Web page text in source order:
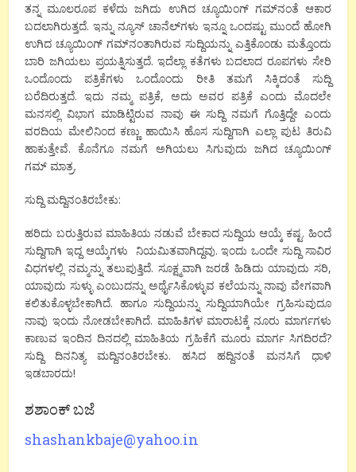
ತನ್ನ ಮೂಲರೂಪ ಕಳೆದು ಜಗಿದು ಉಗಿದ ಚ್ಯೂಯಿಂಗ್ ಗಮ್‍ನಂತೆ ಆಕಾರ
ಬದಲಾಗಿರುತ್ತದೆ. ಇನ್ನು ನ್ಯೂಸ್ ಚಾನೆಲ್‍ಗಳು ಇನ್ನೂ ಒಂದಷ್ಟು ಮುಂದೆ ಹೋಗಿ
ಉಗಿದ ಚ್ಯೂಯಿಂಗ್ ಗಮ್‍ನಂತಾಗಿರುವ ಸುದ್ದಿಯನ್ನು ಎತ್ತಿಕೊಂಡು ಮತ್ತೊಂದು
ಬಾರಿ ಜಗಿಯಲು ಪ್ರಯತ್ನಿಸುತ್ತದೆ. ಇದೆಲ್ಲಾ ಕತೆಗಳು ಬದಲಾದ ರೂಪಗಳು ಸೇರಿ
ಒಂದೊಂದು ಪತ್ರಿಕೆಗಳು ಒಂದೊಂದು ರೀತಿ ತಮಗೆ ಸಿಕ್ಕಿದಂತೆ ಸುದ್ದಿ
ಬರೆದಿರುತ್ತದೆ. ಇದು ನಮ್ಮ ಪತ್ರಿಕೆ, ಅದು ಅವರ ಪತ್ರಿಕೆ ಎಂದು ಮೊದಲೇ
ಮನಸಲ್ಲಿ ವಿಭಾಗ ಮಾಡಿಟ್ಟಿರುವ ನಾವು ಈ ಸುದ್ದಿ ನಮಗೆ ಗೊತ್ತಿದ್ದೇ ಎಂದು
ವರದಿಯ ಮೇಲಿನಿಂದ ಕಣ್ಣು ಹಾಯಿಸಿ ಹೊಸ ಸುದ್ದಿಗಾಗಿ ಎಲ್ಲಾ ಪುಟ ತಿರುವಿ
ಹಾಕುತ್ತೇವೆ. ಕೊನೆಗೂ ನಮಗೆ ಅಗಿಯಲು ಸಿಗುವುದು ಜಗಿದ ಚ್ಯೂಯಿಂಗ್
ಗಮ್ ಮಾತ್ರ.
ಸುದ್ದಿ ಮದ್ದಿನಂತಿರಬೇಕು:
ಹರಿದು ಬರುತ್ತಿರುವ ಮಾಹಿತಿಯ ನಡುವೆ ಬೇಕಾದ ಸುದ್ದಿಯ ಆಯ್ಕೆ ಕಷ್ಟ. ಹಿಂದೆ
ಸುದ್ದಿಗಾಗಿ ಇದ್ದ ಆಯ್ಕೆಗಳು ನಿಯಮಿತವಾಗಿದ್ದವು. ಇಂದು ಒಂದೇ ಸುದ್ದಿ ಸಾವಿರ
ವಿಧಗಳಲ್ಲಿ ನಮ್ಮನ್ನು ತಲುಪುತ್ತಿದೆ. ಸೂಕ್ಷ್ಮವಾಗಿ ಜರಡೆ ಹಿಡಿದು ಯಾವುದು ಸರಿ,
ಯಾವುದು ಸುಳ್ಳು ಎಂಬುದನ್ನು ಅರ್ಥೈಸಿಕೊಳ್ಳುವ ಕಲೆಯನ್ನು ನಾವು ವೇಗವಾಗಿ
ಕಲಿತುಕೊಳ್ಳಬೇಕಾಗಿದೆ. ಹಾಗೂ ಸುದ್ದಿಯನ್ನು ಸುದ್ದಿಯಾಗಿಯೇ ಗ್ರಹಿಸುವುದೂ
ನಾವು ಇಂದು ನೋಡಬೇಕಾಗಿದೆ. ಮಾಹಿತಿಗಳ ಮಾರಾಟಕ್ಕೆ ನೂರು ಮಾರ್ಗಗಳು
ಕಾಣುವ ಇಂದಿನ ದಿನದಲ್ಲಿ ಮಾಹಿತಿಯ ಗ್ರಹಿಕೆಗೆ ಮೂರು ಮಾರ್ಗ ಸಿಗದಿರದೆ?
ಸುದ್ದಿ ದಿನನಿತ್ಯ ಮದ್ದಿನಂತಿರಬೇಕು. ಹಸಿದ ಹದ್ದಿನಂತೆ ಮನಸಿಗೆ ಧಾಳಿ
ಇಡಬಾರದು!
ಶಶಾಂಕ್ ಬಜೆ
shashankbaje@yahoo.in